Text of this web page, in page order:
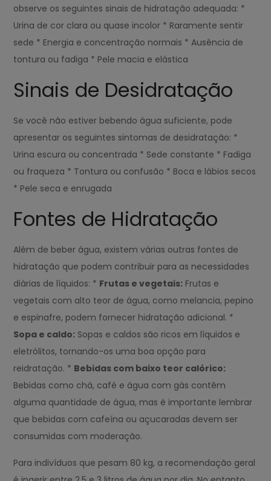
observe os seguintes sinais de hidratação adequada: *
Urina de cor clara ou quase incolor * Raramente sentir
sede * Energia e concentração normais * Ausência de
tontura ou fadiga * Pele macia e elástica
Sinais de Desidratação
Se você não estiver bebendo água suficiente, pode
apresentar os seguintes sintomas de desidratação: *
Urina escura ou concentrada * Sede constante * Fadiga
ou fraqueza * Tontura ou confusão * Boca e lábios secos
* Pele seca e enrugada
Fontes de Hidratação
Além de beber água, existem várias outras fontes de
hidratação que podem contribuir para as necessidades
diárias de líquidos: * Frutas e vegetais: Frutas e
vegetais com alto teor de água, como melancia, pepino
e espinafre, podem fornecer hidratação adicional. *
Sopa e caldo: Sopas e caldos são ricos em líquidos e
eletrólitos, tornando-os uma boa opção para
reidratação. * Bebidas com baixo teor calórico:
Bebidas como chá, café e água com gás contêm
alguma quantidade de água, mas é importante lembrar
que bebidas com cafeína ou açucaradas devem ser
consumidas com moderação.
Para indivíduos que pesam 80 kg, a recomendação geral